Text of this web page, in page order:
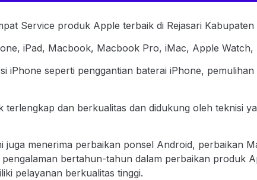
Service produk Apple terbaik di Rejasari
iPad, Macbook, Macbook Pro, iMac, Apple Watch,
iPhone seperti penggantian baterai iPhone,
dan berkualitas dan didukung oleh teknisi
menerima perbaikan ponsel Android, perbaikan
bertahun-tahun dalam perbaikan produk
pelayanan berkualitas tinggi.